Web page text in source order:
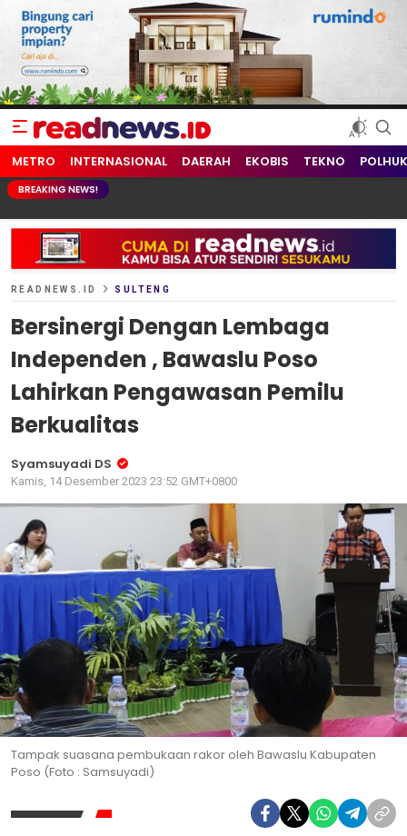
readnews.id
Berita Terkini, Update Terbaru Hari ini dari Indonesia dan Dunia
METRO INTERNASIONAL DAERAH EKOBIS TEKNO
BREAKING NEWS!
READNEWS.ID SULTENG
Bersinergi Dengan Lembaga
Independen , Bawaslu Poso
Lahirkan Pengawasan Pemilu
Berkualitas
Syamsuyadi DS
Kamis, 14 Desember 2023 23:52 GMT+0800
Tampak suasana pembukaan rakor oleh Bawaslu Kabupaten
Poso (Foto : Samsuyadi)